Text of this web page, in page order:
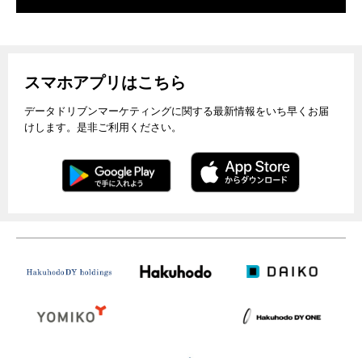
スマホアプリはこちら
データドリブンマーケティングに関する最新情報をいち早くお届
けします。是非ご利用ください。